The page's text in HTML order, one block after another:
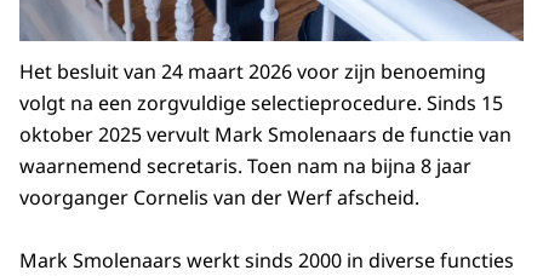
Het besluit van 24 maart 2026 voor zijn benoeming
volgt na een zorgvuldige selectieprocedure. Sinds 15
oktober 2025 vervult Mark Smolenaars de functie van
waarnemend secretaris. Toen nam na bijna 8 jaar
voorganger Cornelis van der Werf afscheid.
Mark Smolenaars werkt sinds 2000 in diverse functies